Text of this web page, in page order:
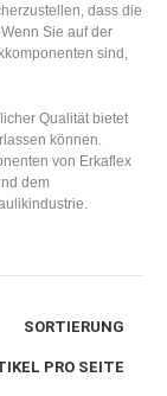
dass die
Sie auf der
sind,
Qualität bietet
können.
von Erkaflex
dem
SORTIERUNG
PRO SEITE